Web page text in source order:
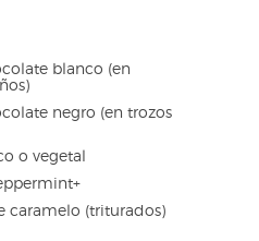
blanco (en
negro (en trozos
o vegetal
caramelo (triturados)